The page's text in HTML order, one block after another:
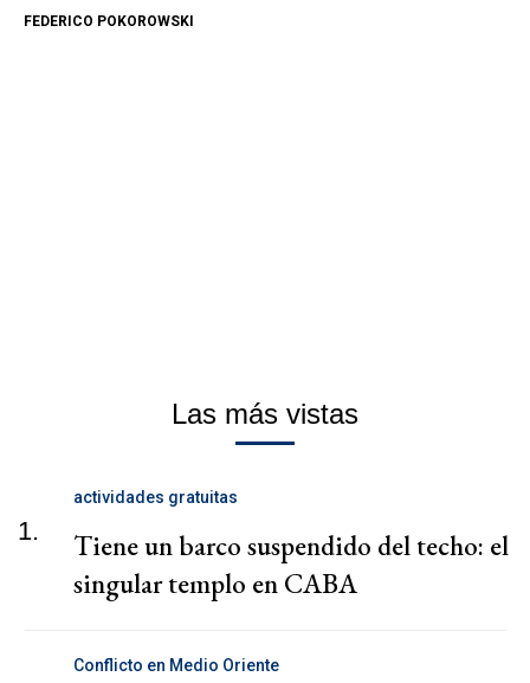
FEDERICO POKOROWSKI
Las más vistas
1.
actividades gratuitas
Tiene un barco suspendido del techo: el
singular templo en CABA
Conflicto en Medio Oriente